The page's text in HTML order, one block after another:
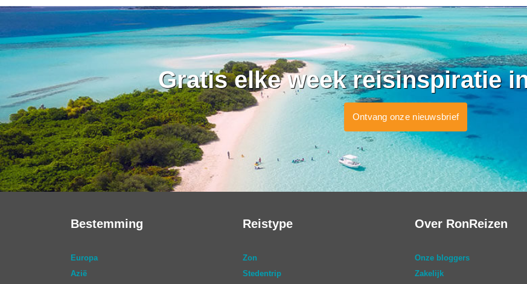
Gratis elke week reisinspiratie
Ontvang onze nieuwsbrief
Bestemming
Europa
Azië
Reistype
Zon
Stedentrip
Over RonReizen
Onze bloggers
Zakelijk